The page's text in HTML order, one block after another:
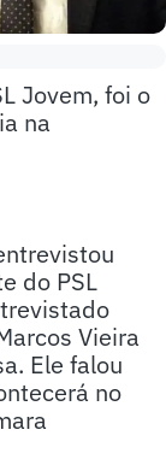
Jovem, foi o
na
do PSL
Vieira
Ele falou
no